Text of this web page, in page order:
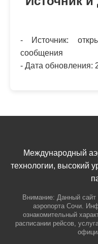
- Источник:
сообщения
- Дата обновления:
Международный
технологии, высокий
Внимание: Данный
аэропорта Сочи.
ознакомительный
расписании рейсов,